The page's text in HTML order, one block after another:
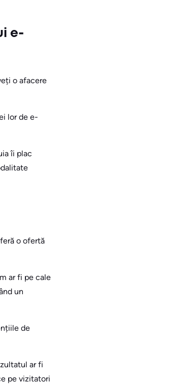
e-
o afacere
lor de e-
îi plac
o ofertă
ar fi pe cale
un
de
ar fi
pe vizitatori